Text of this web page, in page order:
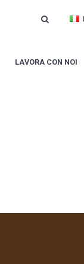
LAVORA CON NOI